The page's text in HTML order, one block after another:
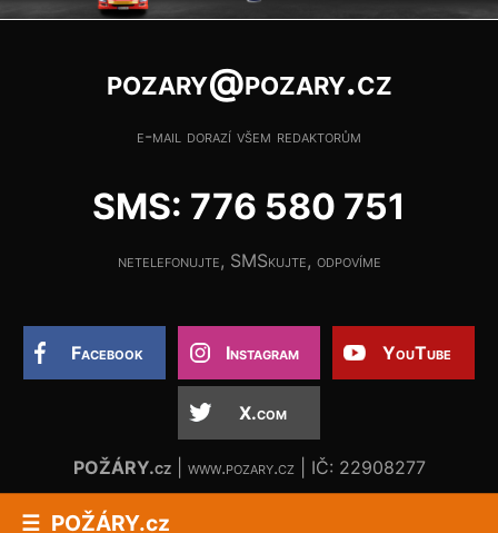
POŽÁRY.cz
pozary@pozary.cz
e-mail dorazí všem redaktorům
SMS: 776 580 751
netelefonujte, SMSkujte, odpovíme
Facebook Instagram YouTube
X.com
POŽÁRY.cz| www.pozary.cz | IČ: 22908277